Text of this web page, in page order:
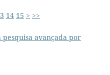
14 15 > >>
avançada por